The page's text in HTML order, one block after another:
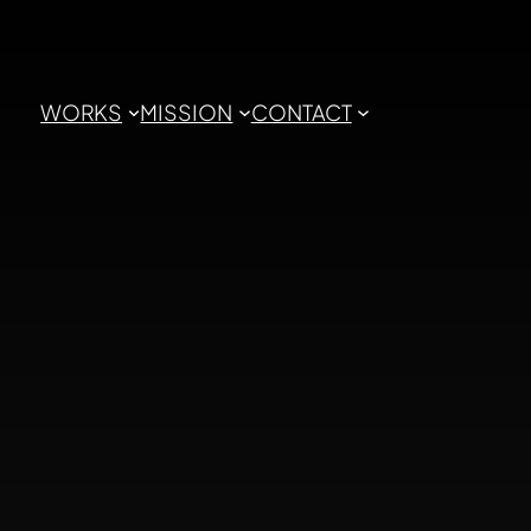
WORKS MISSION CONTACT